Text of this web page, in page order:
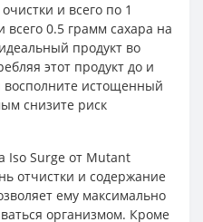
и всего по 1
всего 0.5 грамм сахара на
продукт во
этот продукт до и
восполните истощенный
снизите риск
Iso Surge от Mutant
отчистки и содержание
ему максимально
организмом. Кроме